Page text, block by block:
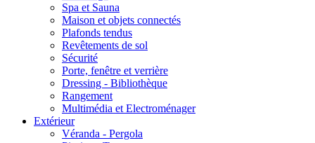
Spa et Sauna
Maison et objets connectés
Plafonds tendus
Revêtements de sol
Sécurité
Porte, fenêtre et verrière
Dressing - Bibliothèque
Rangement
Multimédia et Electroménager
Extérieur
Véranda - Pergola